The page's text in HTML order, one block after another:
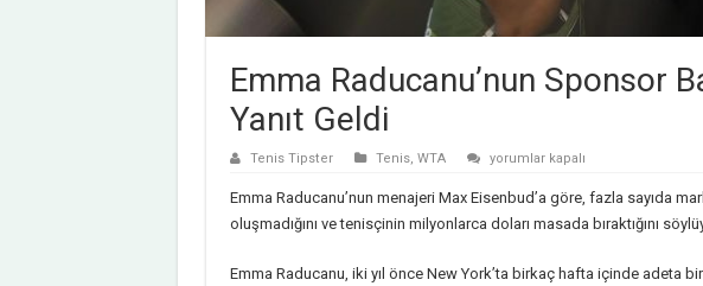
Emma Raducanu’nun Sponsor
Yanıt Geldi
Tenis Tipster Tenis, WTA
Emma
Sponsor
Baskısı
İddialarına
Yanıt
için
yorumlar kapalı
Emma Raducanu’nun menajeri Max Eisenbud’a göre, fazla sayıda
oluşmadığını ve tenisçinin milyonlarca doları masada bıraktığını
Emma Raducanu, iki yıl önce New York’ta birkaç hafta içinde adeta